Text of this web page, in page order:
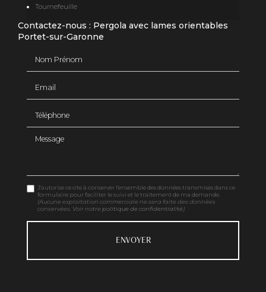
Tournefeuille
Contactez-nous : Pergola avec lames orientables
Portet-sur-Garonne
Message
J'autorise ce site à conserver l'ensemble des données transmises dans ce
formulaire pour faciliter le suivi et le traitement de ma demande.
(Aucune exploitation commerciale ne sera faite des données
conservées. Voir notre politique de confidentialité)